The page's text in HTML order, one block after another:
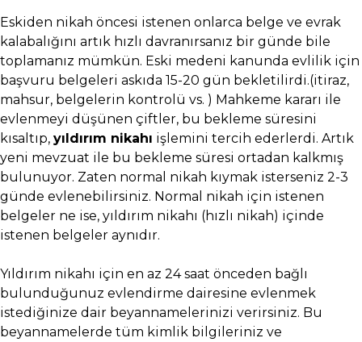
Eskiden nikah öncesi istenen onlarca belge ve evrak
kalabalığını artık hızlı davranırsanız bir günde bile
toplamanız mümkün. Eski medeni kanunda evlilik için
başvuru belgeleri askıda 15-20 gün bekletilirdi.(itiraz,
mahsur, belgelerin kontrolü vs. ) Mahkeme kararı ile
evlenmeyi düşünen çiftler, bu bekleme süresini
kısaltıp, yıldırım nikahı işlemini tercih ederlerdi. Artık
yeni mevzuat ile bu bekleme süresi ortadan kalkmış
bulunuyor. Zaten normal nikah kıymak isterseniz 2-3
günde evlenebilirsiniz. Normal nikah için istenen
belgeler ne ise, yıldırım nikahı (hızlı nikah) içinde
istenen belgeler aynıdır.
Yıldırım nikahı için en az 24 saat önceden bağlı
bulunduğunuz evlendirme dairesine evlenmek
istediğinize dair beyannamelerinizi verirsiniz. Bu
beyannamelerde tüm kimlik bilgileriniz ve